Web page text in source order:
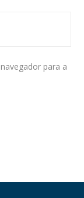
para a